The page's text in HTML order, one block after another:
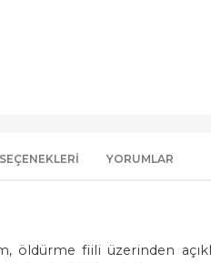
YORUMLAR
öldürme fiili üzerinden